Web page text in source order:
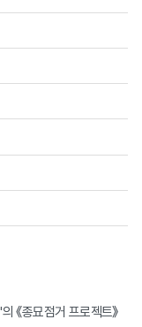
《종묘점거 프로젝트》